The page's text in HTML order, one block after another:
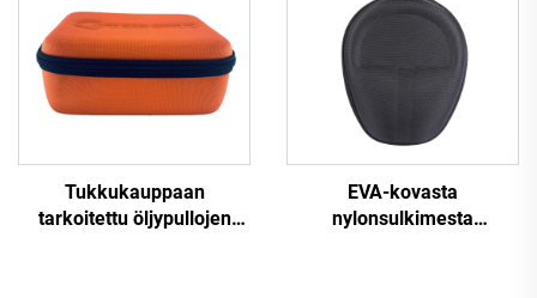
säilytyslaatikko
vetoketjuilla, kätevä
kantaa ja säilyttää
Tukkukauppaan
tarkoitettu öljypullojen
EVA-kovasta
nylonsulkimesta